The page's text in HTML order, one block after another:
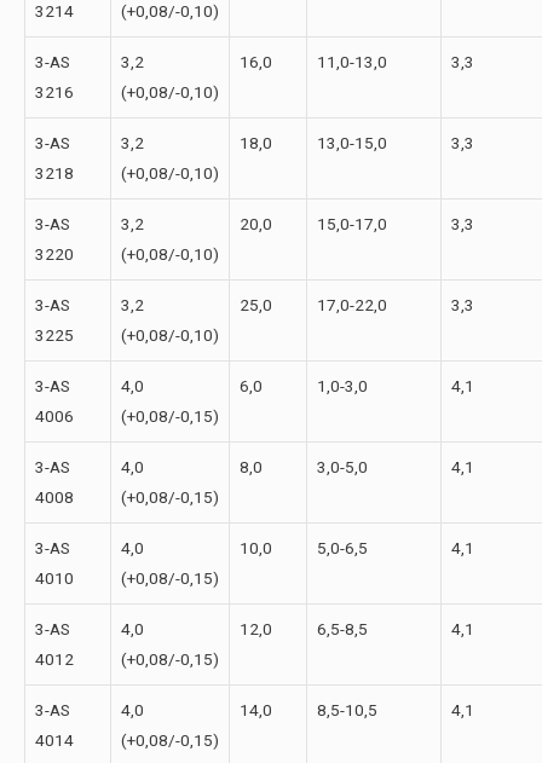
3214
(+0,08/-0,10)
3-АS
3216
3,2
(+0,08/-0,10)
16,0 11,0-13,0 3,3
3-АS
3218
3,2
(+0,08/-0,10)
18,0 13,0-15,0 3,3
3-АS
3220
3,2
(+0,08/-0,10)
20,0 15,0-17,0 3,3
3-АS
3225
3,2
(+0,08/-0,10)
25,0 17,0-22,0 3,3
3-АS
4006
4,0
(+0,08/-0,15)
6,0 1,0-3,0 4,1
3-АS
4008
4,0
(+0,08/-0,15)
8,0 3,0-5,0 4,1
3-АS
4010
4,0
(+0,08/-0,15)
10,0 5,0-6,5 4,1
3-АS
4012
4,0
(+0,08/-0,15)
12,0 6,5-8,5 4,1
3-АS
4014
4,0
(+0,08/-0,15)
14,0 8,5-10,5 4,1